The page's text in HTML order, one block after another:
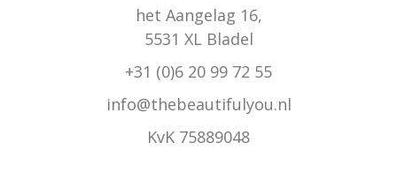
het Aangelag 16,
5531 XL Bladel
+31 (0)6 20 99 72 55
info@thebeautifulyou.nl
KvK 75889048